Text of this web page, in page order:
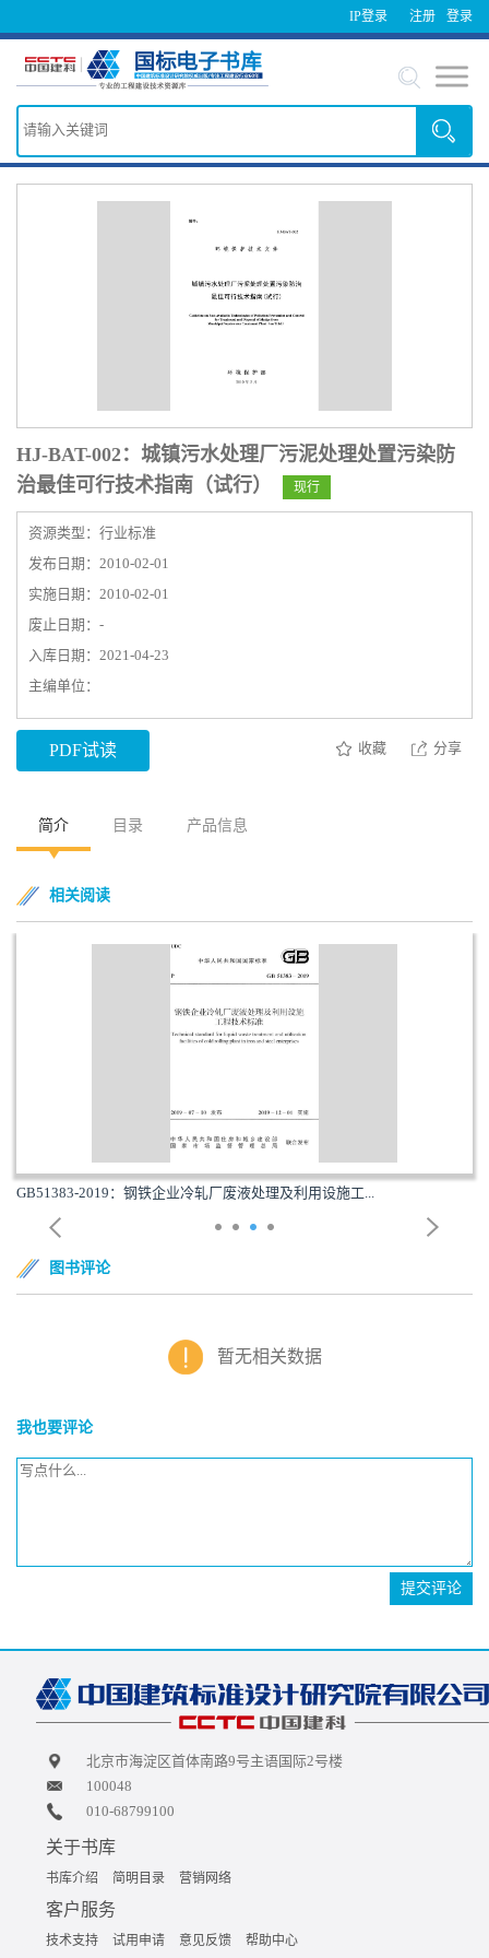
IP登录 登录
注册
HJ-BAT-002：城镇污水处理厂污泥处理处置污染防
治最佳可行技术指南（试行）
现行
资源类型：行业标准
发布日期：2010-02-01
实施日期：2010-02-01
废止日期：-
入库日期：2021-04-23
主编单位：
PDF试读 收藏 分享
简介 目录 产品信息
相关阅读
GB51383-2019：钢铁企业冷轧厂废液处理及利用设施工...
图书评论
暂无相关数据
我也要评论
提交评论
北京市海淀区首体南路9号主语国际2号楼
100048
010-68799100
关于书库
书库介绍 简明目录 营销网络
客户服务
技术支持 试用申请 意见反馈 帮助中心